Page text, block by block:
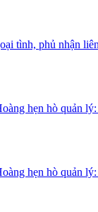
tình, phủ nhận
hẹn hò quản
hẹn hò quản